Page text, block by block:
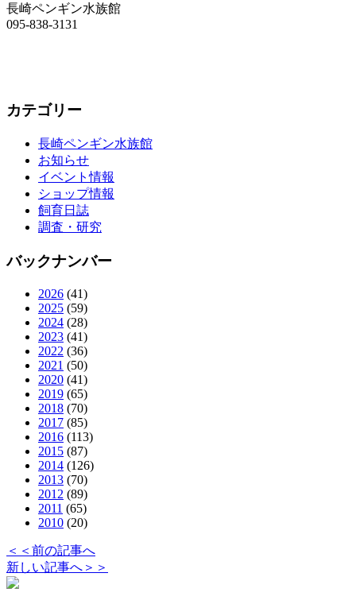
長崎ペンギン水族館
095-838-3131
カテゴリー
長崎ペンギン水族館
お知らせ
イベント情報
ショップ情報
飼育日誌
調査・研究
バックナンバー
2026 (41)
2025 (59)
2024 (28)
2023 (41)
2022 (36)
2021 (50)
2020 (41)
2019 (65)
2018 (70)
2017 (85)
2016 (113)
2015 (87)
2014 (126)
2013 (70)
2012 (89)
2011 (65)
2010 (20)
＜＜前の記事へ
新しい記事へ＞＞